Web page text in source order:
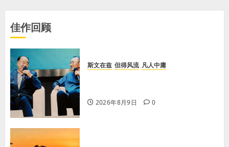
佳作回顾
斯文在兹 但得风流 凡人中庸
2026年8月9日 0